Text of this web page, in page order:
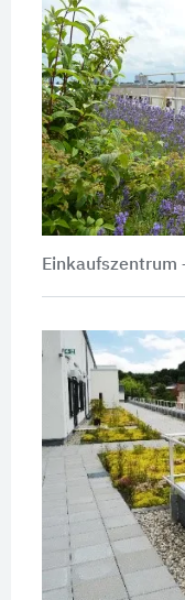
Einkaufszentrum